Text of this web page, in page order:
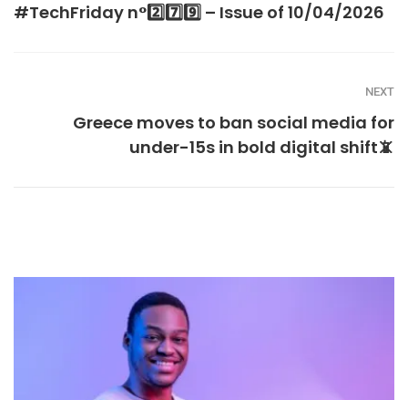
#TechFriday n°2️⃣7️⃣9️⃣ – Issue of 10/04/2026
NEXT
Greece moves to ban social media for
under-15s in bold digital shift📵